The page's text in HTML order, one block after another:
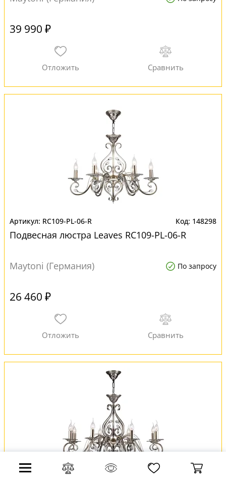
39 990 ₽
RC109-PL-06-R 148298
Подвесная люстра Leaves RC109-PL-06-R
Maytoni (Германия) По запросу
26 460 ₽